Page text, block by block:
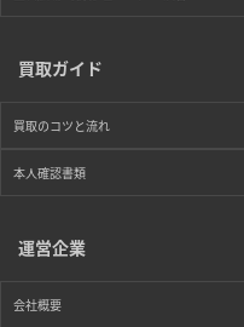
買取ガイド
買取のコツと流れ
本人確認書類
運営企業
会社概要